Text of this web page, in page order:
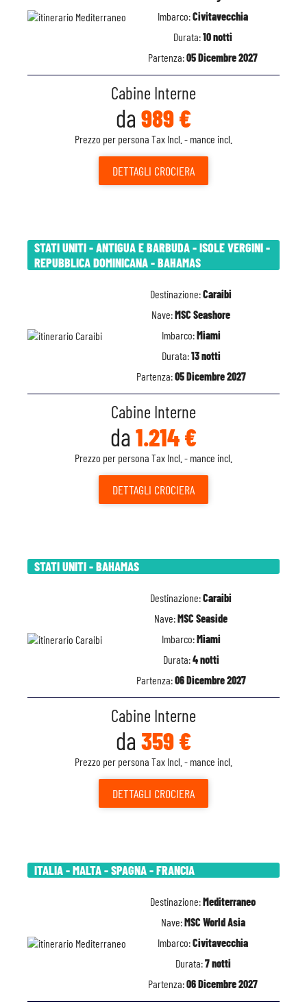
Imbarco:Civitavecchia
Durata:10 notti
Partenza:05 Dicembre 2027
Cabine Interne
da 989 €
Prezzo per persona Tax Incl. - mance incl.
DETTAGLI CROCIERA
STATI UNITI - ANTIGUA E BARBUDA - ISOLE VERGINI -
REPUBBLICA DOMINICANA - BAHAMAS
Destinazione:Caraibi
Nave:MSC Seashore
Imbarco:Miami
Durata:13 notti
Partenza:05 Dicembre 2027
Cabine Interne
da 1.214 €
Prezzo per persona Tax Incl. - mance incl.
DETTAGLI CROCIERA
STATI UNITI - BAHAMAS
Destinazione:Caraibi
Nave:MSC Seaside
Imbarco:Miami
Durata:4 notti
Partenza:06 Dicembre 2027
Cabine Interne
da 359 €
Prezzo per persona Tax Incl. - mance incl.
DETTAGLI CROCIERA
ITALIA - MALTA - SPAGNA - FRANCIA
Destinazione:Mediterraneo
Nave:MSC World Asia
Imbarco:Civitavecchia
Durata:7 notti
Partenza:06 Dicembre 2027